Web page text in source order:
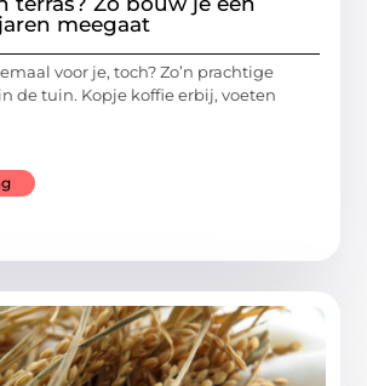
meegaat
voor je, toch? Zo’n prachtige
de tuin. Kopje koffie erbij, voeten